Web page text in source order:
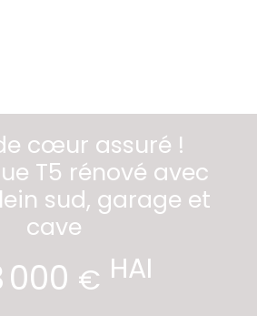
cœur assuré !
T5 rénové avec
sud, garage et
cave
000 € HAI